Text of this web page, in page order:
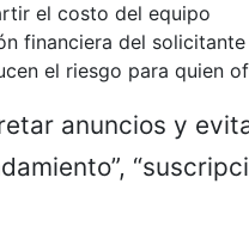
el costo del equipo
financiera del solicitante
el riesgo para quien
anuncios y